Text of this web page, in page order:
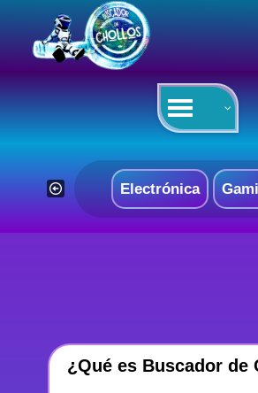
contenido
Electrónica
¿Qué es Buscador de